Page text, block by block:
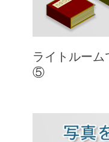
ライトルーム
⑤